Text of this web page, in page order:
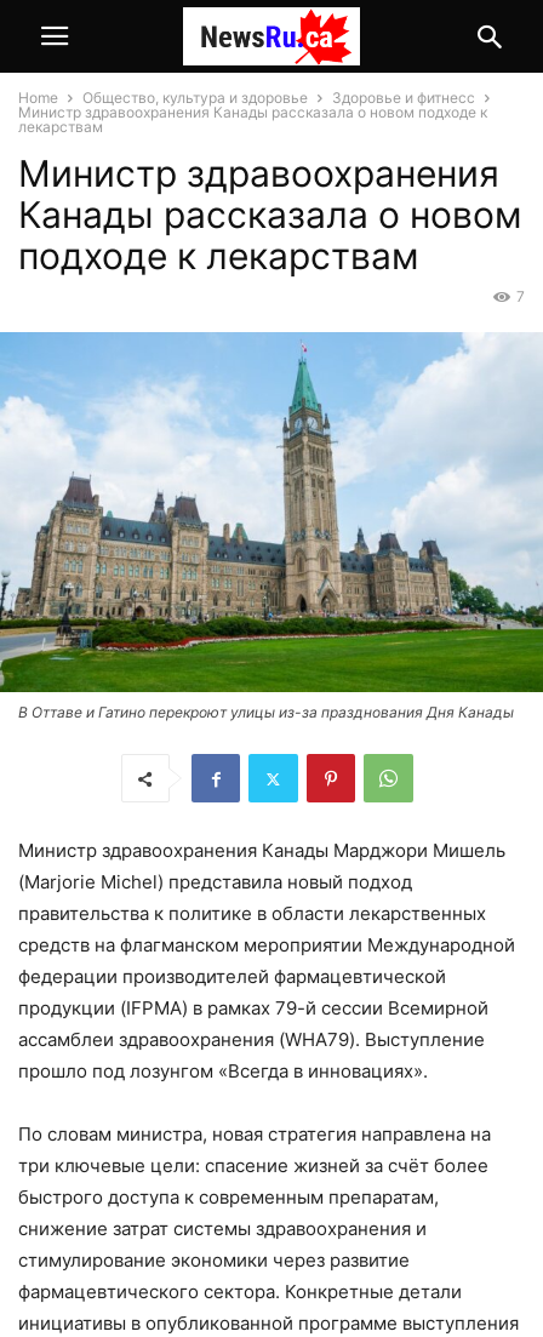
Home Общество, культура и здоровье
Здоровье и фитнесс
Министр здравоохранения Канады рассказала о новом подходе к
лекарствам
Министр здравоохранения
Канады рассказала о новом
подходе к лекарствам
7
В Оттаве и Гатино перекроют улицы из-за празднования Дня Канады
Министр здравоохранения Канады Марджори Мишель
(Marjorie Michel) представила новый подход
правительства к политике в области лекарственных
средств на флагманском мероприятии Международной
федерации производителей фармацевтической
продукции (IFPMA) в рамках 79-й сессии Всемирной
ассамблеи здравоохранения (WHA79). Выступление
прошло под лозунгом «Всегда в инновациях».
По словам министра, новая стратегия направлена на
три ключевые цели: спасение жизней за счёт более
быстрого доступа к современным препаратам,
снижение затрат системы здравоохранения и
стимулирование экономики через развитие
фармацевтического сектора. Конкретные детали
инициативы в опубликованной программе выступления